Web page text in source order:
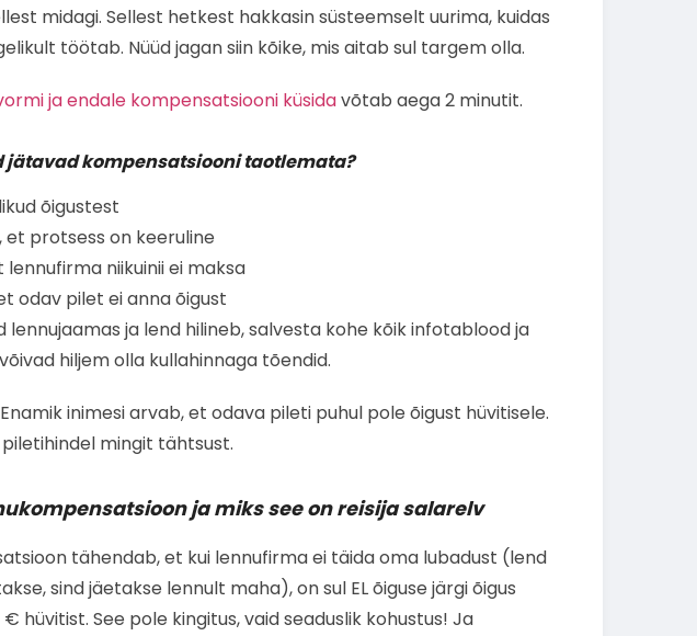
midagi. Sellest hetkest hakkasin süsteemselt uurima, kuidas
töötab. Nüüd jagan siin kõike, mis aitab sul targem olla.
ja endale kompensatsiooni küsidavõtab aega 2 minutit.
jätavad kompensatsiooni taotlemata?
õigustest
et protsess on keeruline
lennufirma niikuinii ei maksa
odav pilet ei anna õigust
lennujaamas ja lend hilineb, salvesta kohe kõik infotablood ja
hiljem olla kullahinnaga tõendid.
Enamik inimesi arvab, et odava pileti puhul pole õigust hüvitisele.
mingit tähtsust.
ja miks see on reisija salarelv
tähendab, et kui lennufirma ei täida oma lubadust (lend
sind jäetakse lennult maha), on sul EL õiguse järgi õigus
hüvitist. See pole kingitus, vaid seaduslik kohustus! Ja